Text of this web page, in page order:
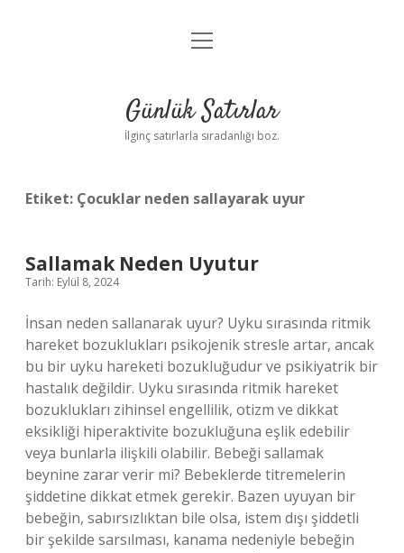
Anasayfa
Yasal Uyarı
menüyü
Günlük Satırlar
İlginç satırlarla sıradanlığı boz.
Etiket: Çocuklar neden sallayarak uyur
Sallamak Neden Uyutur
Tarih: Eylül 8, 2024
İnsan neden sallanarak uyur? Uyku sırasında ritmik
hareket bozuklukları psikojenik stresle artar, ancak
bu bir uyku hareketi bozukluğudur ve psikiyatrik bir
hastalık değildir. Uyku sırasında ritmik hareket
bozuklukları zihinsel engellilik, otizm ve dikkat
eksikliği hiperaktivite bozukluğuna eşlik edebilir
veya bunlarla ilişkili olabilir. Bebeği sallamak
beynine zarar verir mi? Bebeklerde titremelerin
şiddetine dikkat etmek gerekir. Bazen uyuyan bir
bebeğin, sabırsızlıktan bile olsa, istem dışı şiddetli
bir şekilde sarsılması, kanama nedeniyle bebeğin